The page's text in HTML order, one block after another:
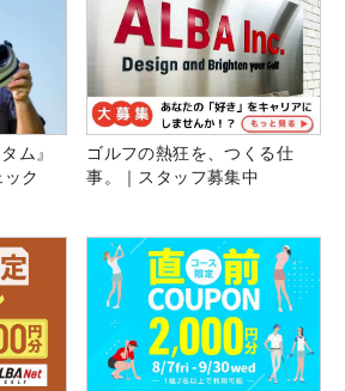
ム』
ク
ゴルフの熱狂を、つくる仕
事。｜スタッフ募集中